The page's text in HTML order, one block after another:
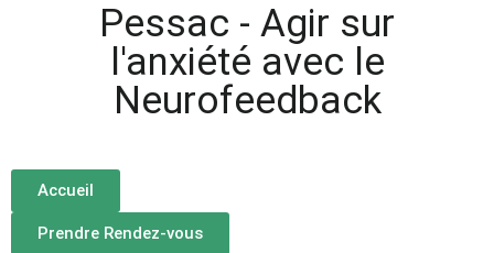
Pessac - Agir sur
l'anxiété avec le
Neurofeedback
Accueil
Prendre Rendez-vous